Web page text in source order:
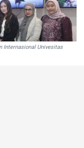
Internasional Univesitas